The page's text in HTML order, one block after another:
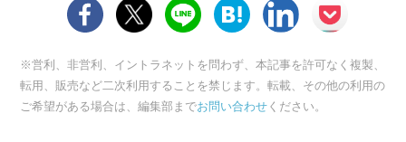
※営利、非営利、イントラネットを問わず、本記事を許可なく複製、
転用、販売など二次利用することを禁じます。転載、その他の利用の
ご希望がある場合は、編集部までお問い合わせ ください。